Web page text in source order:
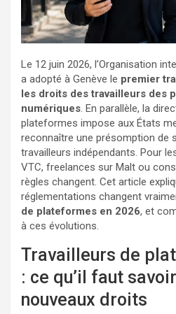
Le 12 juin 2026, l’Organisation
a adopté à Genève le premier
les droits des travailleurs des
numériques. En parallèle, la
plateformes impose aux États
reconnaître une présomption de
travailleurs indépendants. Pour
VTC, freelances sur Malt ou
règles changent. Cet article
réglementations changent
de plateformes en 2026, et
à ces évolutions.
Travailleurs de
: ce qu’il faut
nouveaux droits